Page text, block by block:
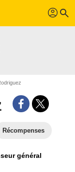
profil search
Récompenses
général